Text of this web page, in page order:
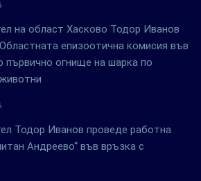
на област Хасково Тодор Иванов
епизоотична комисия във
първично огнище на шарка по
Тодор Иванов проведе работна
Андреево“ във връзка с